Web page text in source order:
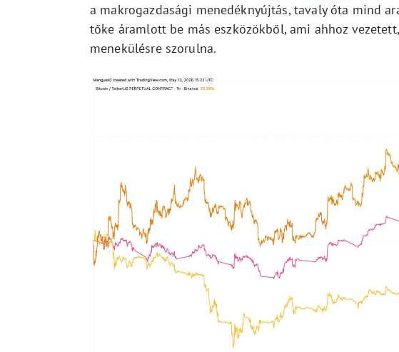
a makrogazdasági menedéknyújtás, tavaly óta mind
tőke áramlott be más eszközökből, ami ahhoz
menekülésre szorulna.